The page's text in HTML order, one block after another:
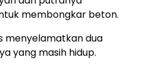
membongkar beton.
menyelamatkan dua
yang masih hidup.